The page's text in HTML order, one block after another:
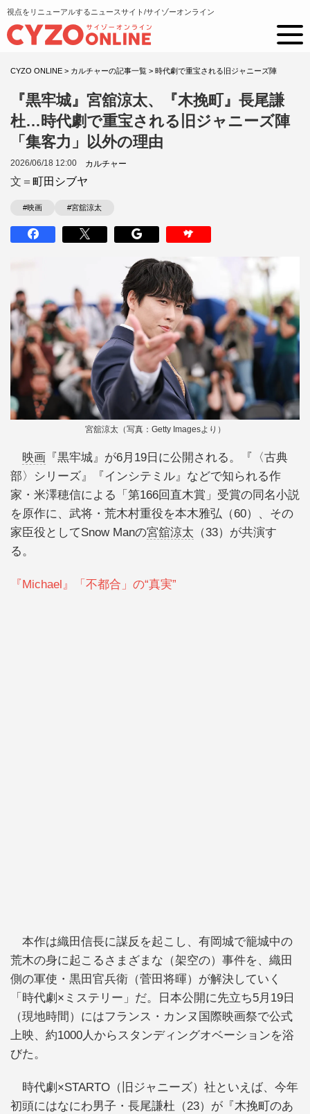
視点をリニューアルするニュースサイト/サイゾーオンライン
CYZO ONLINE > カルチャーの記事一覧 > 時代劇で重宝される旧ジャニーズ陣
『黒牢城』宮舘涼太、『木挽町』長尾謙
杜…時代劇で重宝される旧ジャニーズ陣
「集客力」以外の理由
2026/06/18 12:00 カルチャー
文＝ 町田シブヤ
#映画 #宮舘涼太
宮舘涼太（写真：Getty Imagesより）
映画 『黒牢城』が6月19日に公開される。『〈古典
部〉シリーズ』『インシテミル』などで知られる作
家・米澤穂信による「第166回直木賞」受賞の同名小説
を原作に、武将・荒木村重役を本木雅弘（60）、その
家臣役としてSnow Manの宮舘涼太 （33）が共演す
る。
『Michael』「不都合」の“真実”
本作は織田信長に謀反を起こし、有岡城で籠城中の
荒木の身に起こるさまざまな（架空の）事件を、織田
側の軍使・黒田官兵衛（菅田将暉）が解決していく
「時代劇×ミステリー」だ。日本公開に先立ち5月19日
（現地時間）にはフランス・カンヌ国際映画祭で公式
上映、約1000人からスタンディングオベーションを浴
びた。
時代劇×STARTO（旧ジャニーズ）社といえば、今年
初頭にはなにわ男子・長尾謙杜（23）が『木挽町のあ